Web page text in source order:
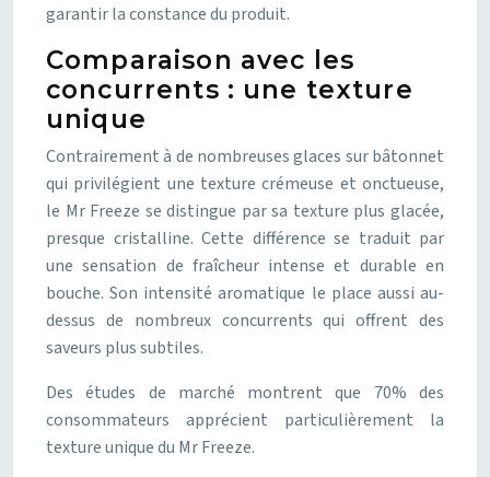
garantir la constance du produit.
Comparaison avec les
concurrents : une texture
unique
Contrairement à de nombreuses glaces sur bâtonnet
qui privilégient une texture crémeuse et onctueuse,
le Mr Freeze se distingue par sa texture plus glacée,
presque cristalline. Cette différence se traduit par
une sensation de fraîcheur intense et durable en
bouche. Son intensité aromatique le place aussi au-
dessus de nombreux concurrents qui offrent des
saveurs plus subtiles.
Des études de marché montrent que 70% des
consommateurs apprécient particulièrement la
texture unique du Mr Freeze.